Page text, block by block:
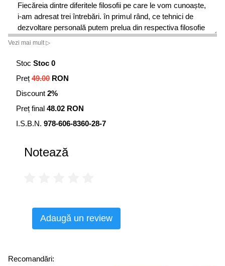
Fiecăreia dintre diferitele filosofii pe care le vom cunoaște,
i-am adresat trei întrebări. în primul rând, ce tehnici de
dezvoltare personală putem prelua din respectiva filosofie
și folosi în viața noastră?
pe un mod de viață? Și, în sfârșit, ar putea această
filosofie să formeze baza unei comunități sau chiar a unei
întregi societăți? În cazul fiecărei filosofii, am luat interviuri
vieți, ca să depășească niște probleme serioase și să
ducă o viață mai bună.
de mare ajutor, eu nu mă consider filosof, ci mai degrabă
Vezi mai mult ▷
Stoc Stoc 0
Preț 49.00 RON
Discount 2%
Preț final 48.02 RON
I.S.B.N. 978-606-8360-28-7
Notează
Adaugă un review
Recomandări: